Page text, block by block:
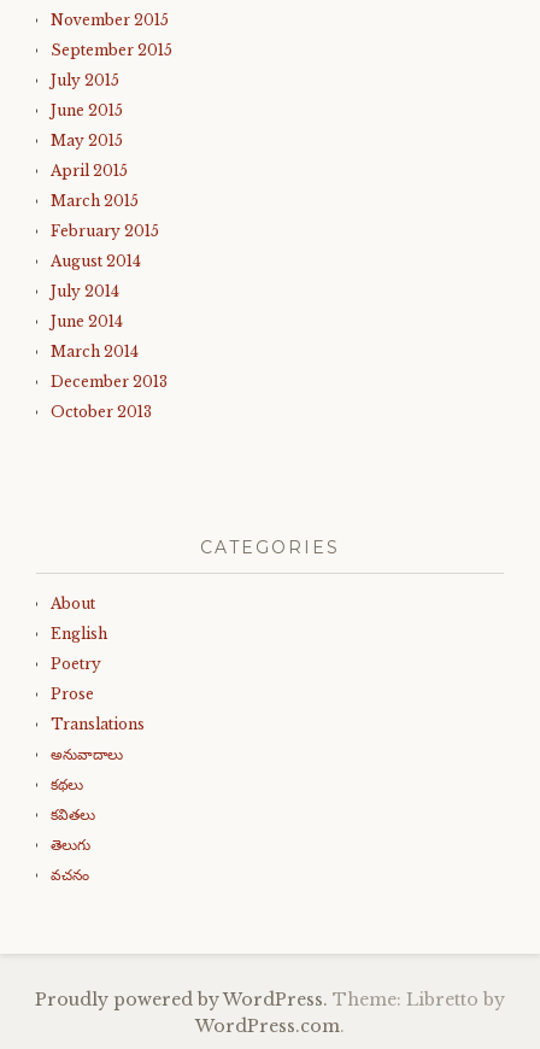
November 2015
September 2015
July 2015
June 2015
May 2015
April 2015
March 2015
February 2015
August 2014
July 2014
June 2014
March 2014
December 2013
October 2013
CATEGORIES
About
English
Poetry
Prose
Translations
అనువాదాలు
కథలు
కవితలు
తెలుగు
వచనం
Proudly powered by WordPress. Theme: Libretto by
WordPress.com.